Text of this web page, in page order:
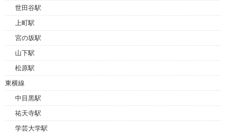
世田谷駅
上町駅
宮の坂駅
山下駅
松原駅
東横線
中目黒駅
祐天寺駅
学芸大学駅